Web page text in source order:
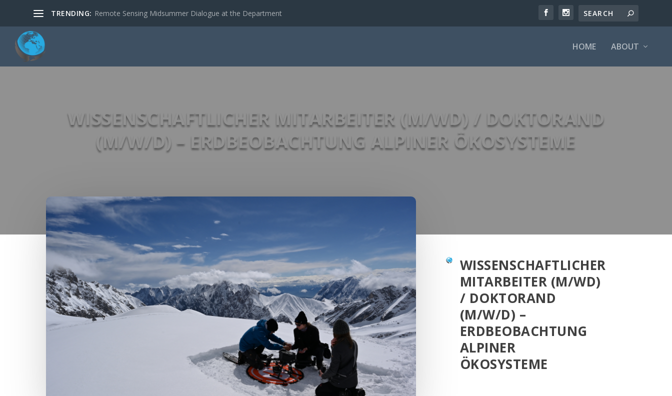
TRENDING: Remote Sensing Midsummer Dialogue at the Department
HOME ABOUT
WISSENSCHAFTLICHER MITARBEITER (M/WD) / DOKTORAND
(M/W/D) – ERDBEOBACHTUNG ALPINER ÖKOSYSTEME
WISSENSCHAFTLICHER
MITARBEITER (M/WD)
/ DOKTORAND
(M/W/D) –
ERDBEOBACHTUNG
ALPINER
ÖKOSYSTEME